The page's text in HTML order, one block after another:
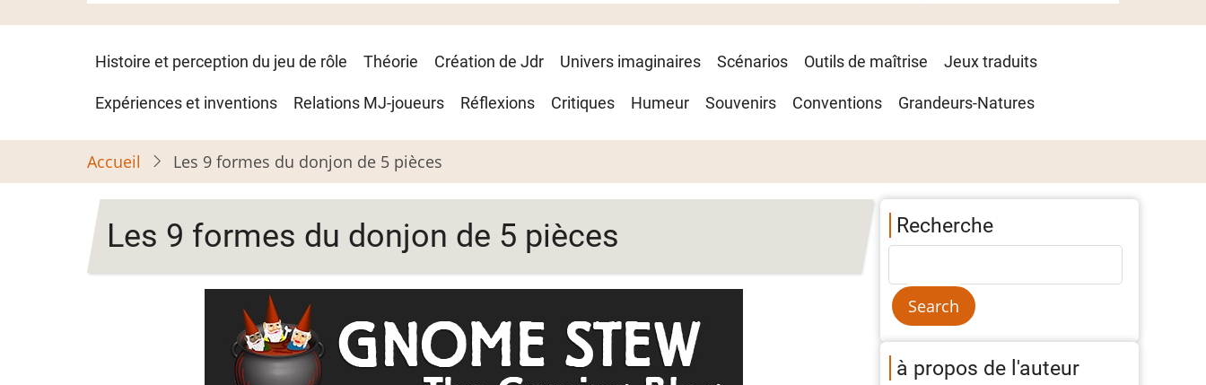
Navigation
principale
Histoire et perception du jeu de rôle Théorie Création de Jdr Univers imaginaires Scénarios Outils de maîtrise Jeux traduits
Expériences et inventions Relations MJ-joueurs Réflexions Critiques Humeur Souvenirs Conventions Grandeurs-Natures
Accueil Les 9 formes du donjon de 5 pièces
Les 9 formes du donjon de 5 pièces Recherche
à propos de l'auteur